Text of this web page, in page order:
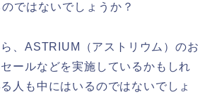
ではないでしょうか？
、ASTRIUM（アストリウム）のお
ールなどを実施しているかもしれ
人も中にはいるのではないでしょ